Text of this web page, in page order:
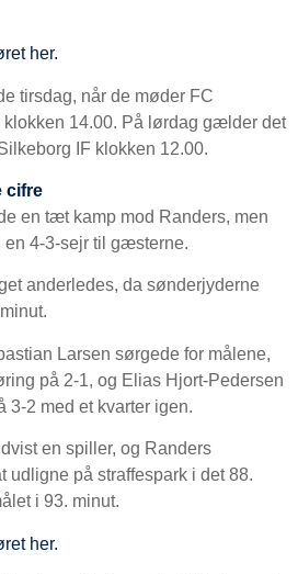
her.
tirsdag, når de møder FC
klokken 14.00. På lørdag gælder det
IF klokken 12.00.
cifre
en tæt kamp mod Randers, men
en 4-3-sejr til gæsterne.
anderledes, da sønderjyderne
Larsen sørgede for målene,
på 2-1, og Elias Hjort-Pedersen
3-2 med et kvarter igen.
en spiller, og Randers
udligne på straffespark i det 88.
i 93. minut.
her.